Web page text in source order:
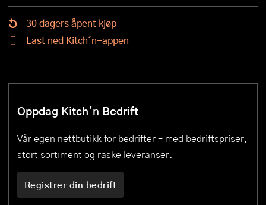
30 dagers åpent kjøp
Last ned Kitch´n-appen
Oppdag Kitch'n Bedrift
Vår egen nettbutikk for bedrifter – med bedriftspriser,
stort sortiment og raske leveranser.
Registrer din bedrift